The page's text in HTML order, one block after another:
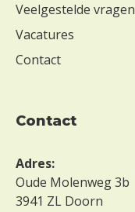
Veelgestelde vragen
Vacatures
Contact
contact
Adres:
Oude Molenweg 3b
3941 ZL Doorn